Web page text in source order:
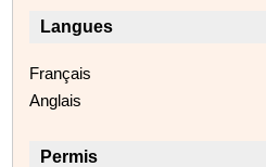
Langues
Français
Anglais
Permis